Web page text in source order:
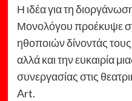
Η ιδέα για τη
Μονολόγου προέκυψε
ηθοποιών δίνοντάς
αλλά και την ευκαιρία
συνεργασίας στις
Art.